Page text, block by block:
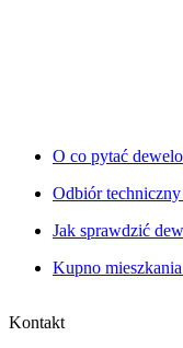
O co pytać
Odbiór
Jak sprawdzić
Kupno
Kontakt